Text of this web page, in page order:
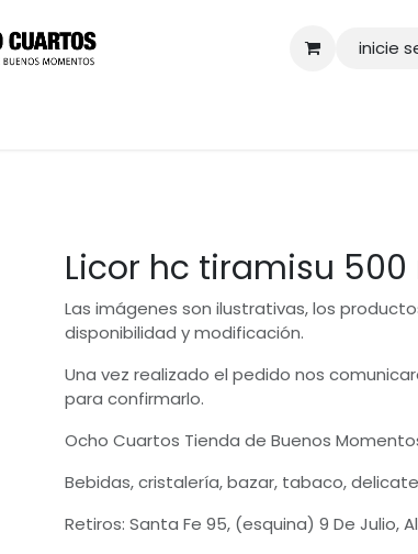
inicie
Licor hc tiramisu 500
Las imágenes son ilustrativas, los
disponibilidad y modificación.
Una vez realizado el pedido nos
para confirmarlo.
Ocho Cuartos Tienda de Buenos
Bebidas, cristalería, bazar, tabaco,
Retiros: Santa Fe 95, (esquina) 9 De Julio,